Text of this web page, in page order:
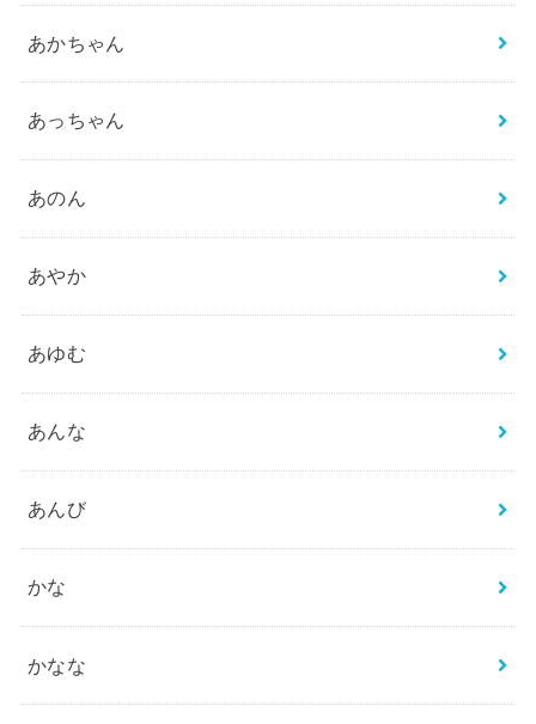
あかちゃん
あっちゃん
あのん
あやか
あゆむ
あんな
あんび
かな
かなな